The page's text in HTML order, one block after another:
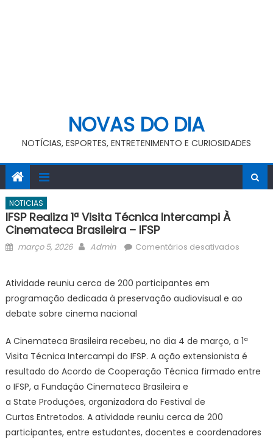
NOVAS DO DIA
NOTÍCIAS, ESPORTES, ENTRETENIMENTO E CURIOSIDADES
NOTICIAS
IFSP Realiza 1ª Visita Técnica Intercampi À
Cinemateca Brasileira – IFSP
Posted
março 5, 2026 Author
Admin Comentários desativadosem
visita
à
Atividade reuniu cerca de 200 participantes em
programação dedicada à preservação audiovisual e ao
debate sobre cinema nacional
A Cinemateca Brasileira recebeu, no dia 4 de março, a 1ª
Visita Técnica Intercampi do IFSP. A ação extensionista é
resultado do Acordo de Cooperação Técnica firmado entre
o IFSP, a Fundação Cinemateca Brasileira e
a State Produções, organizadora do Festival de
Curtas Entretodos. A atividade reuniu cerca de 200
participantes, entre estudantes, docentes e coordenadores